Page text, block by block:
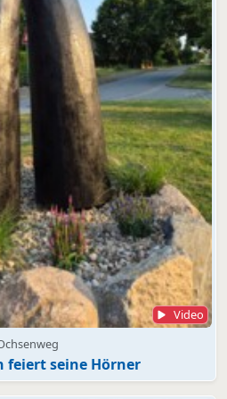
Video
feiert seine Hörner